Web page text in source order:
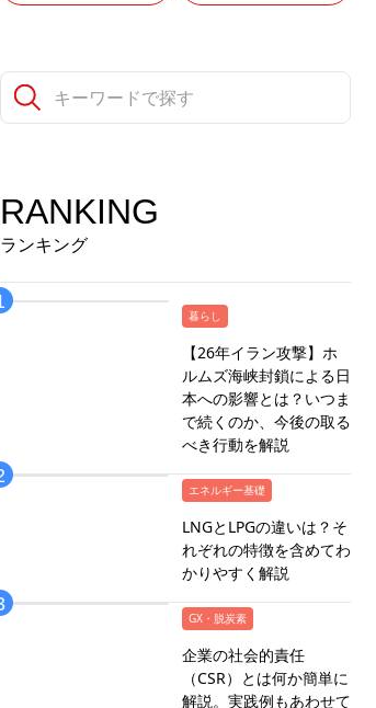
RANKING
ランキング
暮らし
【26年イラン攻撃】ホ
ルムズ海峡封鎖による日
本への影響とは？いつま
で続くのか、今後の取る
べき行動を解説
エネルギー基礎
LNGとLPGの違いは？そ
れぞれの特徴を含めてわ
かりやすく解説
GX・脱炭素
企業の社会的責任
（CSR）とは何か簡単に
解説。実践例もあわせて